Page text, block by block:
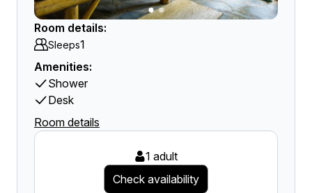
Room details:
Sleeps1
Amenities:
Shower
Desk
Room details
1 adult
Check availability